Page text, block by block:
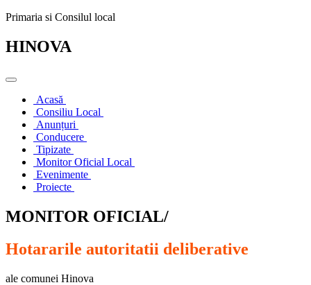
Primaria si Consilul local
HINOVA
Acasă
Consiliu Local
Anunțuri
Conducere
Tipizate
Monitor Oficial Local
Evenimente
Proiecte
MONITOR OFICIAL/
Hotararile autoritatii deliberative
ale comunei Hinova